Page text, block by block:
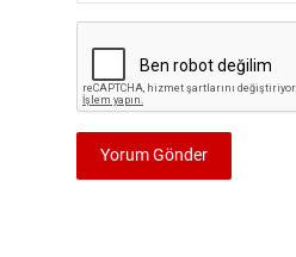
Yorum Gönder